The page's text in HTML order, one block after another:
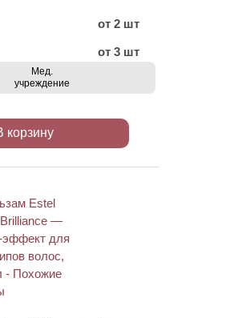
от 2 шт
от 3 шт
Мед.
учреждение
корзину